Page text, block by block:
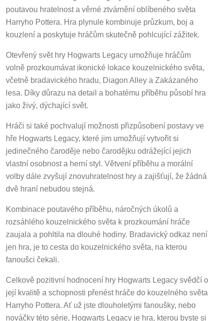
poutavou hratelnost a věrné ztvárnění oblíbeného světa
Harryho Pottera. Hra plynule kombinuje průzkum, boj a
kouzlení a poskytuje hráčům skutečně pohlcující zážitek.
Otevřený svět hry Hogwarts Legacy umožňuje hráčům
volně prozkoumávat ikonické lokace kouzelnického světa,
včetně bradavického hradu, Diagon Alley a Zakázaného
lesa. Díky důrazu na detail a bohatému příběhu působí hra
jako živý, dýchající svět.
Hráči si také pochvalují možnosti přizpůsobení postavy ve
hře Hogwarts Legacy, které jim umožňují vytvořit si
jedinečného čaroděje nebo čarodějku odrážející jejich
vlastní osobnost a herní styl. Větvení příběhu a morální
volby dále zvyšují znovuhratelnost hry a zajišťují, že žádná
dvě hraní nebudou stejná.
Kombinace poutavého příběhu, náročných úkolů a
rozsáhlého kouzelnického světa k prozkoumání hráče
zaujala a pohltila na dlouhé hodiny. Bradavický odkaz není
jen hra, je to cesta do kouzelnického světa, na kterou
fanoušci čekali.
Celkově pozitivní hodnocení hry Hogwarts Legacy svědčí o
její kvalitě a schopnosti přenést hráče do kouzelného světa
Harryho Pottera. Ať už jste dlouholetými fanoušky, nebo
nováčky této série, Hogwarts Legacy je hra, kterou byste si